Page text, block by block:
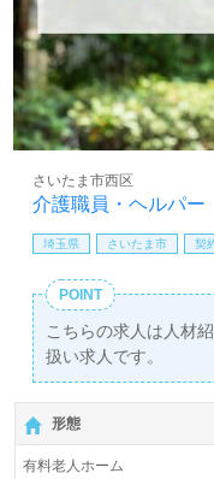
介護職員・ヘルパー
さいたま市西区
埼玉県 さいたま市 契
POINT
こちらの求人は人材
扱い求人です。
詳細に関してお気軽
【無料】で皆さんの
形態
有料老人ホーム